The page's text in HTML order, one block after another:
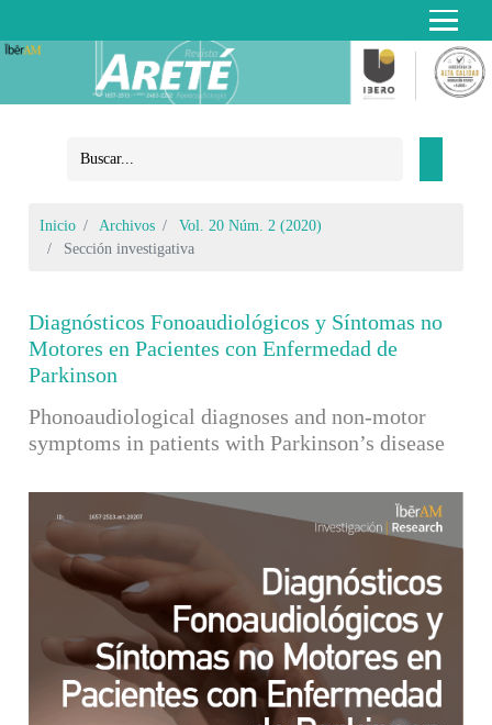
Inicio Archivos
Vol. 20 Núm. 2 (2020)
Sección investigativa
Diagnósticos Fonoaudiológicos y Síntomas no
Motores en Pacientes con Enfermedad de
Parkinson
Phonoaudiological diagnoses and non-motor
symptoms in patients with Parkinson’s disease
Barra lateral del artículo